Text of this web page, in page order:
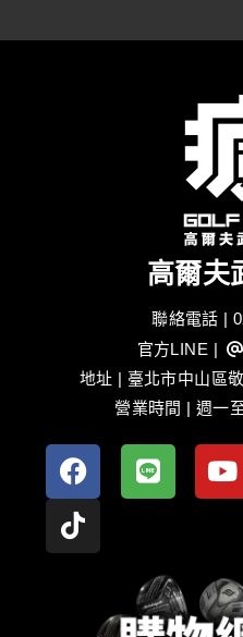
高爾夫
聯絡電話 |
官方LINE |
地址 | 臺北市中山區
營業時間 | 週一